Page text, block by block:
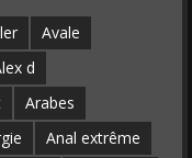
Avale
d
Arabes
Anal extrême